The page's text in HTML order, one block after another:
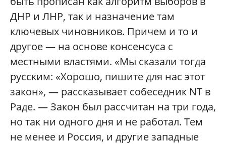
ДНР и ЛНР, так и назначение там
ключевых чиновников. Причем и то и
другое — на основе консенсуса с
местными властями. «Мы сказали тогда
русским: «Хорошо, пишите для нас этот
закон», — рассказывает собеседник NT в
Раде. — Закон был рассчитан на три года,
но так ни одного дня и не работал. Тем
не менее и Россия, и другие западные